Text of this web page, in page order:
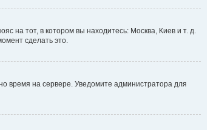
на тот, в котором вы находитесь: Москва, Киев и т. д.
сделать это.
время на сервере. Уведомите администратора для